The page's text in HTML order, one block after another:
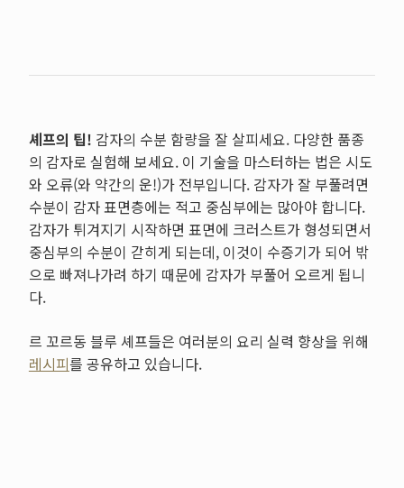
셰프의 팁! 감자의 수분 함량을 잘 살피세요. 다양한 품종
의 감자로 실험해 보세요. 이 기술을 마스터하는 법은 시도
와 오류(와 약간의 운!)가 전부입니다. 감자가 잘 부풀려면
수분이 감자 표면층에는 적고 중심부에는 많아야 합니다.
감자가 튀겨지기 시작하면 표면에 크러스트가 형성되면서
중심부의 수분이 갇히게 되는데, 이것이 수증기가 되어 밖
으로 빠져나가려 하기 때문에 감자가 부풀어 오르게 됩니
다.
르 꼬르동 블루 셰프들은 여러분의 요리 실력 향상을 위해
레시피를 공유하고 있습니다.